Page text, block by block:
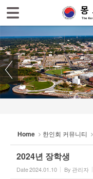
Home 한인회 커뮤니티
2024년 장학생
Date2024.01.10 By 관리자
로그인 회원가입
한인회
한인회 소식
한인회 커뮤니티
- 장학재단소식
- 김기항박사 장학회
- CNC 장학회